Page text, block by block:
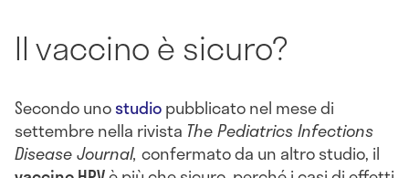
Il vaccino è sicuro?
Secondo unostudiopubblicato nel mese di
settembre nella rivista The Pediatrics Infections
Disease Journal, confermato da un altro studio, il